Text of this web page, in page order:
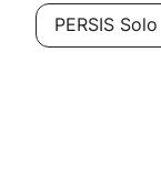
PERSIS Solo